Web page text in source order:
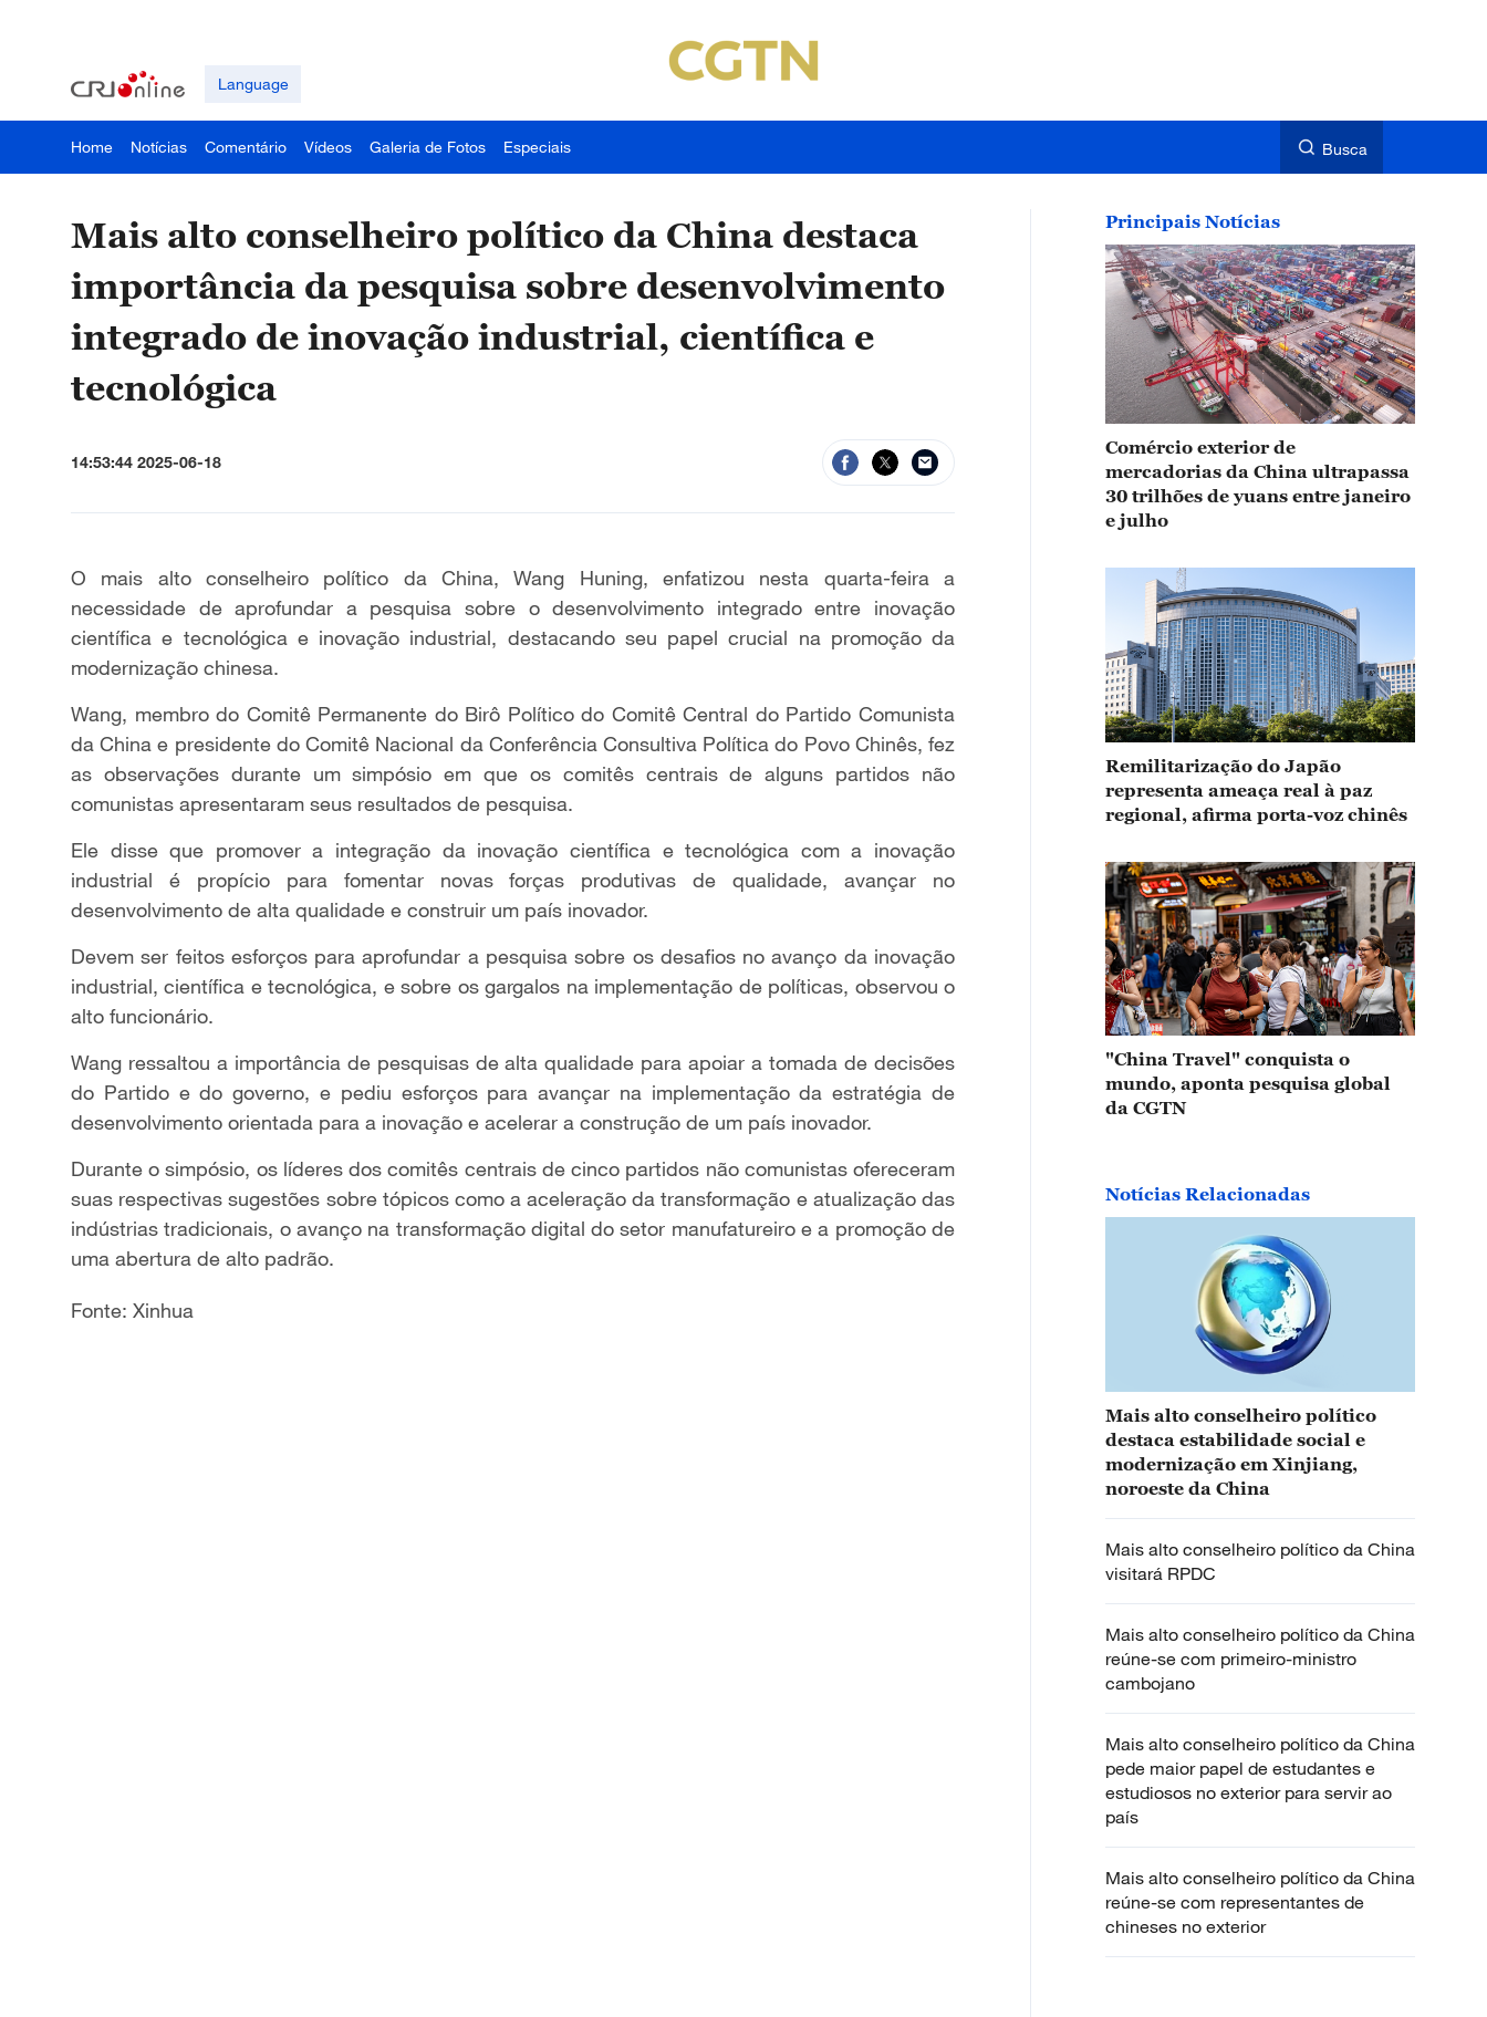
Language
Home Notícias Comentário Vídeos Galeria de Fotos Especiais Busca
Mais alto conselheiro político da China destaca
importância da pesquisa sobre desenvolvimento
integrado de inovação industrial, científica e
tecnológica
14:53:44 2025-06-18
O mais alto conselheiro político da China, Wang Huning, enfatizou nesta quarta-feira a
necessidade de aprofundar a pesquisa sobre o desenvolvimento integrado entre inovação
científica e tecnológica e inovação industrial, destacando seu papel crucial na promoção da
modernização chinesa.
Wang, membro do Comitê Permanente do Birô Político do Comitê Central do Partido Comunista
da China e presidente do Comitê Nacional da Conferência Consultiva Política do Povo Chinês, fez
as observações durante um simpósio em que os comitês centrais de alguns partidos não
comunistas apresentaram seus resultados de pesquisa.
Ele disse que promover a integração da inovação científica e tecnológica com a inovação
industrial é propício para fomentar novas forças produtivas de qualidade, avançar no
desenvolvimento de alta qualidade e construir um país inovador.
Devem ser feitos esforços para aprofundar a pesquisa sobre os desafios no avanço da inovação
industrial, científica e tecnológica, e sobre os gargalos na implementação de políticas, observou o
alto funcionário.
Wang ressaltou a importância de pesquisas de alta qualidade para apoiar a tomada de decisões
do Partido e do governo, e pediu esforços para avançar na implementação da estratégia de
desenvolvimento orientada para a inovação e acelerar a construção de um país inovador.
Durante o simpósio, os líderes dos comitês centrais de cinco partidos não comunistas ofereceram
suas respectivas sugestões sobre tópicos como a aceleração da transformação e atualização das
indústrias tradicionais, o avanço na transformação digital do setor manufatureiro e a promoção de
uma abertura de alto padrão.
Fonte: Xinhua
Principais Notícias
Comércio exterior de
mercadorias da China ultrapassa
30 trilhões de yuans entre janeiro
e julho
Remilitarização do Japão
representa ameaça real à paz
regional, afirma porta-voz chinês
"China Travel" conquista o
mundo, aponta pesquisa global
da CGTN
Notícias Relacionadas
Mais alto conselheiro político
destaca estabilidade social e
modernização em Xinjiang,
noroeste da China
Mais alto conselheiro político da China
visitará RPDC
Mais alto conselheiro político da China
reúne-se com primeiro-ministro
cambojano
Mais alto conselheiro político da China
pede maior papel de estudantes e
estudiosos no exterior para servir ao
país
Mais alto conselheiro político da China
reúne-se com representantes de
chineses no exterior